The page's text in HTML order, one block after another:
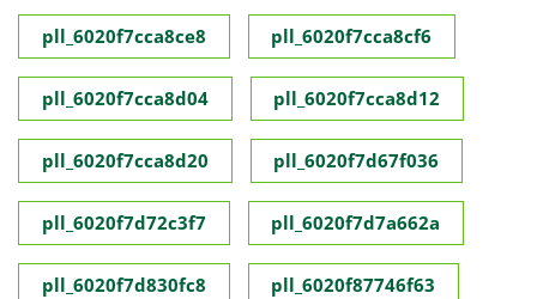
pll_6020f7cca8ce8 pll_6020f7cca8cf6
pll_6020f7cca8d04 pll_6020f7cca8d12
pll_6020f7cca8d20 pll_6020f7d67f036
pll_6020f7d72c3f7 pll_6020f7d7a662a
pll_6020f7d830fc8 pll_6020f87746f63